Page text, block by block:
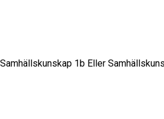
Samhällskunskap 1b Eller